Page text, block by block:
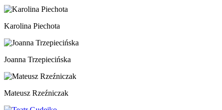
Karolina Piechota
Joanna Trzepiecińska
Mateusz Rzeźniczak